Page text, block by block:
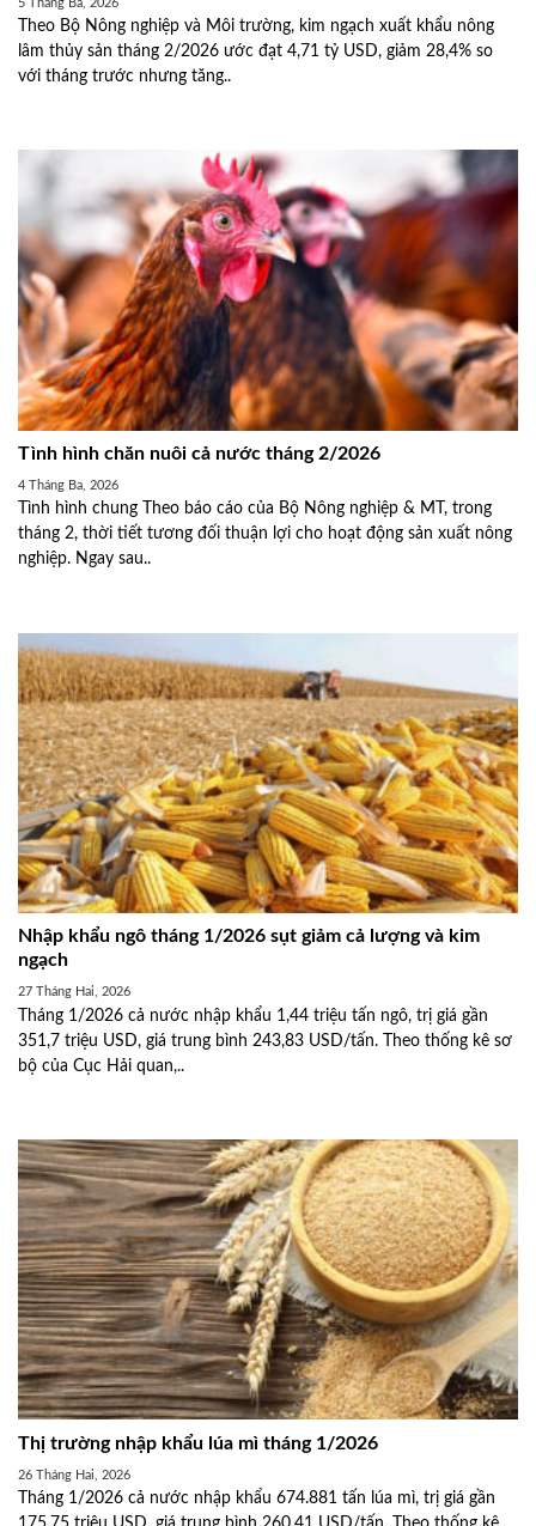
Theo Bộ Nông nghiệp và Môi trường, kim ngạch xuất khẩu nông
lâm thủy sản tháng 2/2026 ước đạt 4,71 tỷ USD, giảm 28,4% so
với tháng trước nhưng tăng..
Tình hình chăn nuôi cả nước tháng 2/2026
4 Tháng Ba, 2026
Tình hình chung Theo báo cáo của Bộ Nông nghiệp & MT, trong
tháng 2, thời tiết tương đối thuận lợi cho hoạt động sản xuất nông
nghiệp. Ngay sau..
Nhập khẩu ngô tháng 1/2026 sụt giảm cả lượng và kim
ngạch
27 Tháng Hai, 2026
Tháng 1/2026 cả nước nhập khẩu 1,44 triệu tấn ngô, trị giá gần
351,7 triệu USD, giá trung bình 243,83 USD/tấn. Theo thống kê sơ
bộ của Cục Hải quan,..
Thị trường nhập khẩu lúa mì tháng 1/2026
26 Tháng Hai, 2026
Tháng 1/2026 cả nước nhập khẩu 674.881 tấn lúa mì, trị giá gần